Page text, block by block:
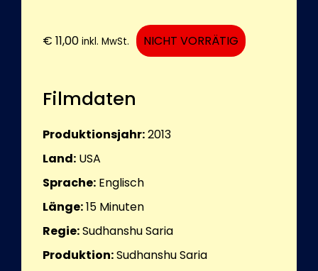
€ 11,00 inkl. MwSt. NICHT VORRÄTIG
Filmdaten
Produktionsjahr:2013
Land: USA
Sprache: Englisch
Länge:15 Minuten
Regie:Sudhanshu Saria
Produktion:Sudhanshu Saria